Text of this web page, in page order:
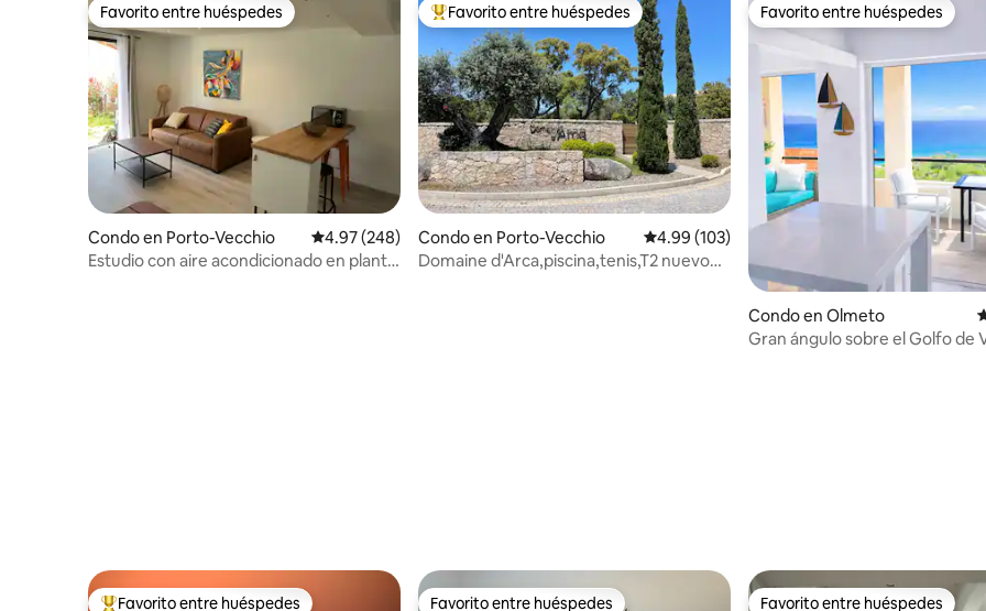
Favorito entre huéspedes
Favorito entre huéspedes
Condo en Porto-Vecchio Calificación promedio: 4.97 de 5, 248 reseñas
4.97 (248)
Estudio con aire acondicionado en planta
Favorito entre huéspedes preferido
Favorito entre huéspedes
Condo en Porto-Vecchio Calificación promedio: 4.99 de 5, 103 reseñas
4.99 (103)
Domaine d'Arca,piscina,tenis,T2 nuevo
Favorito entre huéspedes
Favorito entre huéspedes
Condo en Olmeto
Gran ángulo sobre el Golfo de
Favorito entre huéspedes Favorito entre huéspedes Favorito entre huéspedes